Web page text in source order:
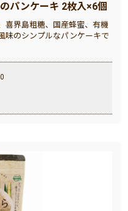
パンケーキ 2枚入×6個
喜界島粗糖、国産蜂蜜、有機
味のシンプルなパンケーキで